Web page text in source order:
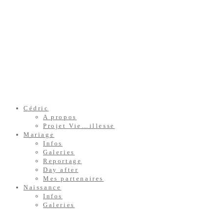
Cédric
A propos
Projet Vie…illesse
Mariage
Infos
Galeries
Reportage
Day after
Mes partenaires
Naissance
Infos
Galeries